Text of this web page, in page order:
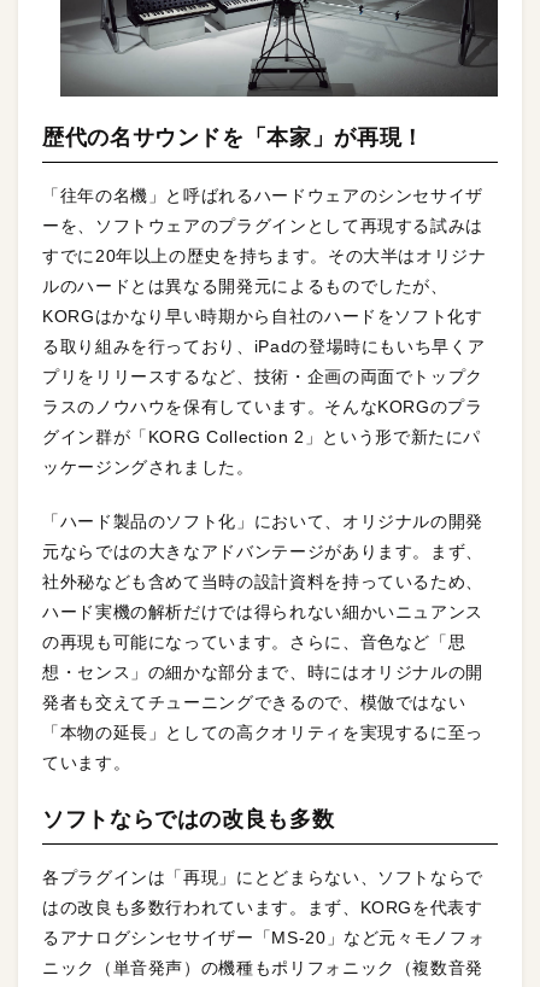
歴代の名サウンドを「本家」が再現！
「往年の名機」と呼ばれるハードウェアのシンセサイザ
ーを、ソフトウェアのプラグインとして再現する試みは
すでに20年以上の歴史を持ちます。その大半はオリジナ
ルのハードとは異なる開発元によるものでしたが、
KORGはかなり早い時期から自社のハードをソフト化す
る取り組みを行っており、iPadの登場時にもいち早くア
プリをリリースするなど、技術・企画の両面でトップク
ラスのノウハウを保有しています。そんなKORGのプラ
グイン群が「KORG Collection 2」という形で新たにパ
ッケージングされました。
「ハード製品のソフト化」において、オリジナルの開発
元ならではの大きなアドバンテージがあります。まず、
社外秘なども含めて当時の設計資料を持っているため、
ハード実機の解析だけでは得られない細かいニュアンス
の再現も可能になっています。さらに、音色など「思
想・センス」の細かな部分まで、時にはオリジナルの開
発者も交えてチューニングできるので、模倣ではない
「本物の延長」としての高クオリティを実現するに至っ
ています。
ソフトならではの改良も多数
各プラグインは「再現」にとどまらない、ソフトならで
はの改良も多数行われています。まず、KORGを代表す
るアナログシンセサイザー「MS-20」など元々モノフォ
ニック（単音発声）の機種もポリフォニック（複数音発